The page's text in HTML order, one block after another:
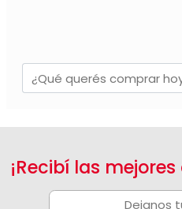
¡Recibí las